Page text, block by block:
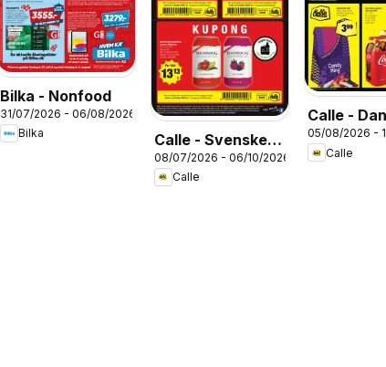
Bilka - Nonfood
31/07/2026 - 06/08/2026
Bilka
Calle - Svenske
kupontilbud
08/07/2026 - 06/10/2026
Calle
Calle -
05/08/2026 -
Calle